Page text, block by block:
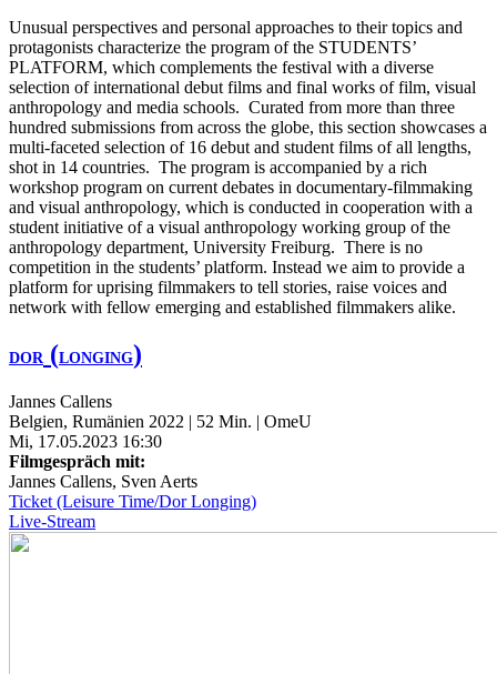
Unusual perspectives and personal approaches to their topics and
protagonists characterize the program of the STUDENTS’
PLATFORM, which complements the festival with a diverse
selection of international debut films and final works of film, visual
anthropology and media schools. Curated from more than three
hundred submissions from across the globe, this section showcases a
multi-faceted selection of 16 debut and student films of all lengths,
shot in 14 countries. The program is accompanied by a rich
workshop program on current debates in documentary-filmmaking
and visual anthropology, which is conducted in cooperation with a
student initiative of a visual anthropology working group of the
anthropology department, University Freiburg. There is no
competition in the students’ platform. Instead we aim to provide a
platform for uprising filmmakers to tell stories, raise voices and
network with fellow emerging and established filmmakers alike.
DOR (LONGING)
Jannes Callens
Belgien, Rumänien 2022 | 52 Min. | OmeU
Mi, 17.05.2023 16:30
Filmgespräch mit:
Jannes Callens, Sven Aerts
Ticket (Leisure Time/Dor Longing)
Live-Stream